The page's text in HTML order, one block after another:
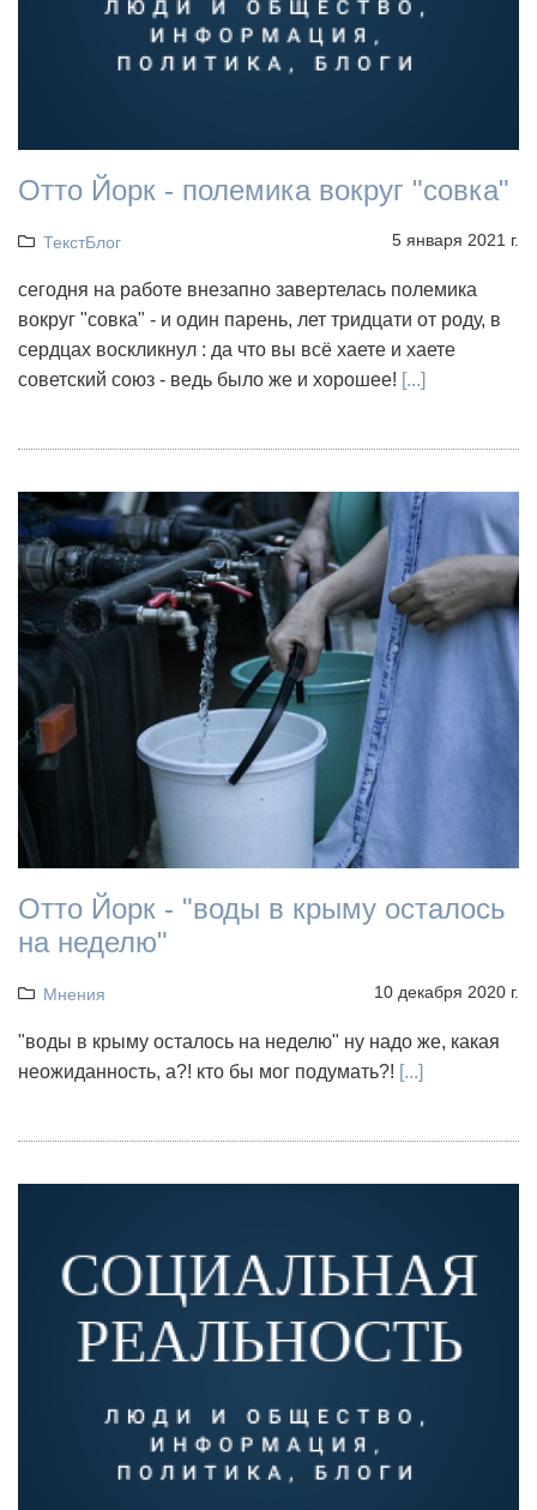
Отто Йорк - полемика вокруг "совка"
ТекстБлог 5 января 2021 г.
сегодня на работе внезапно завертелась полемика
вокруг "совка" - и один парень, лет тридцати от роду, в
сердцах воскликнул : да что вы всё хаете и хаете
советский союз - ведь было же и хорошее! [...]
Отто Йорк - "воды в крыму осталось
на неделю"
Мнения 10 декабря 2020 г.
"воды в крыму осталось на неделю" ну надо же, какая
неожиданность, а?! кто бы мог подумать?! [...]